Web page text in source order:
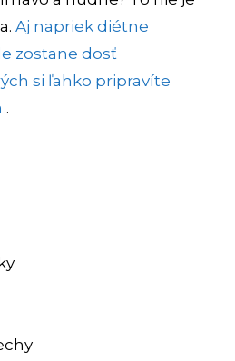
Aj napriek diétne
zostane dosť
si ľahko pripravíte
.